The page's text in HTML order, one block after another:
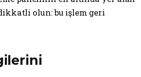
olun: bu işlem geri